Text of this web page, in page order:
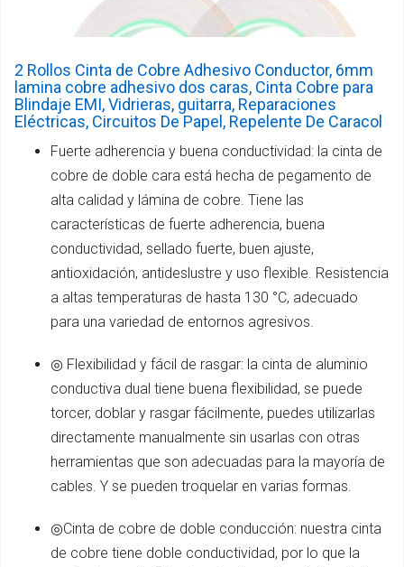
2 Rollos Cinta de Cobre Adhesivo Conductor, 6mm
lamina cobre adhesivo dos caras, Cinta Cobre para
Blindaje EMI, Vidrieras, guitarra, Reparaciones
Eléctricas, Circuitos De Papel, Repelente De Caracol
Fuerte adherencia y buena conductividad: la cinta de
cobre de doble cara está hecha de pegamento de
alta calidad y lámina de cobre. Tiene las
características de fuerte adherencia, buena
conductividad, sellado fuerte, buen ajuste,
antioxidación, antideslustre y uso flexible. Resistencia
a altas temperaturas de hasta 130 °C, adecuado
para una variedad de entornos agresivos.
◎ Flexibilidad y fácil de rasgar: la cinta de aluminio
conductiva dual tiene buena flexibilidad, se puede
torcer, doblar y rasgar fácilmente, puedes utilizarlas
directamente manualmente sin usarlas con otras
herramientas que son adecuadas para la mayoría de
cables. Y se pueden troquelar en varias formas.
◎Cinta de cobre de doble conducción: nuestra cinta
de cobre tiene doble conductividad, por lo que la